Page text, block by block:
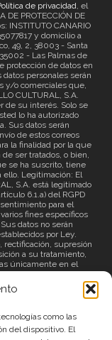
como las
del dispositivo. El
de privacidad, el
DE PROTECCIÓN DE
INSTITUTO CANARIO
y domicilio a
49, 2, 38003 - Santa
- Las Palmas de
protección de datos en
personales serán
y/o comerciales que,
CULTURAL, S.A.
de su interés. Solo se
lo ha autorizado
Sus datos serán
de estos correos
la finalidad por la que
ser tratados, o bien,
se ha suscrito, tiene
ello. Legitimación: El
S.A. está legitimado
6.1.a) del RGPD
para el
fines específicos
datos no serán
por Ley.
rectificación, supresión
a su tratamiento,
únicamente en el
el consentimiento
la información adicional
.